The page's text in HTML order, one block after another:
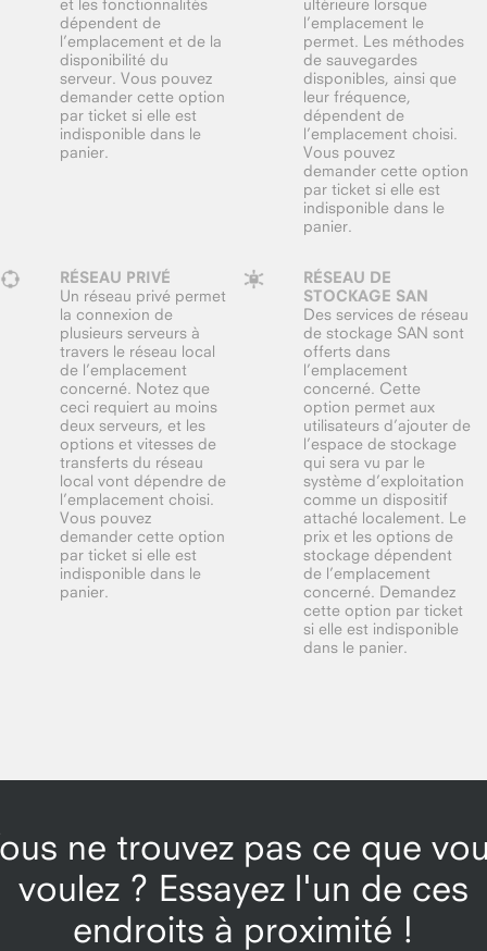
et les fonctionnalités
dépendent de
l’emplacement et de la
disponibilité du
serveur. Vous pouvez
demander cette option
par ticket si elle est
indisponible dans le
panier.
ultérieure lorsque
l’emplacement le
permet. Les méthodes
de sauvegardes
disponibles, ainsi que
leur fréquence,
dépendent de
l’emplacement choisi.
Vous pouvez
demander cette option
par ticket si elle est
indisponible dans le
panier.
RÉSEAU PRIVÉ
Un réseau privé permet
la connexion de
plusieurs serveurs à
travers le réseau local
de l’emplacement
concerné. Notez que
ceci requiert au moins
deux serveurs, et les
options et vitesses de
transferts du réseau
local vont dépendre de
l’emplacement choisi.
Vous pouvez
demander cette option
par ticket si elle est
indisponible dans le
panier.
RÉSEAU DE
STOCKAGE SAN
Des services de réseau
de stockage SAN sont
offerts dans
l’emplacement
concerné. Cette
option permet aux
utilisateurs d’ajouter de
l’espace de stockage
qui sera vu par le
système d’exploitation
comme un dispositif
attaché localement. Le
prix et les options de
stockage dépendent
de l’emplacement
concerné. Demandez
cette option par ticket
si elle est indisponible
dans le panier.
ne trouvez pas ce que
voulez ? Essayez l'un de ces
endroits à proximité !